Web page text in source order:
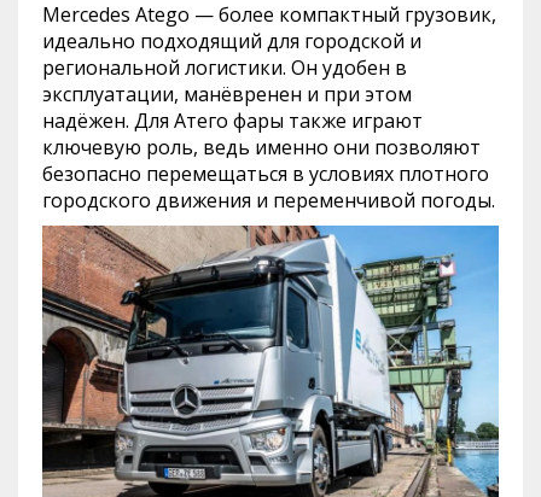
Mercedes Atego — более компактный грузовик,
идеально подходящий для городской и
региональной логистики. Он удобен в
эксплуатации, манёвренен и при этом
надёжен. Для Атего фары также играют
ключевую роль, ведь именно они позволяют
безопасно перемещаться в условиях плотного
городского движения и переменчивой погоды.